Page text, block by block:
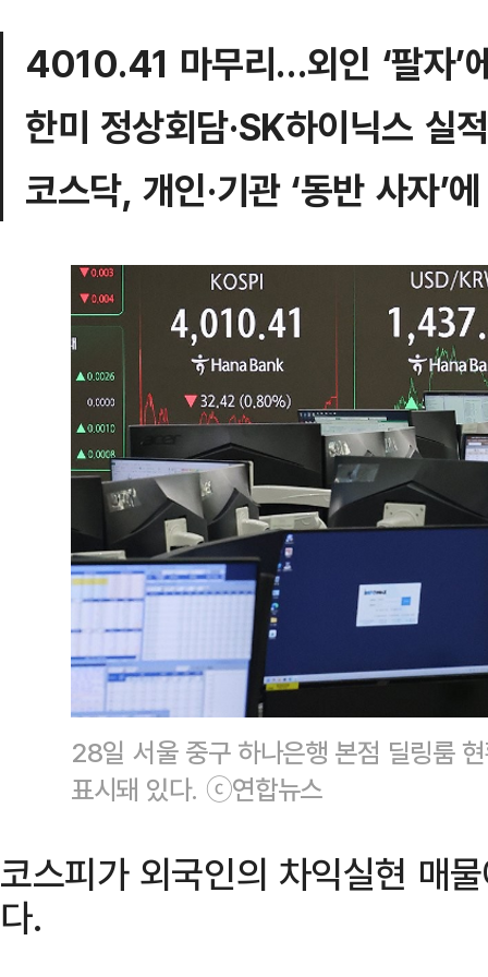
4010.41 마무리…외인 ‘팔자’
한미 정상회담·SK하이닉스 실
코스닥, 개인·기관 ‘동반 사자’
28일 서울 중구 하나은행 본점 딜링룸
표시돼 있다. ⓒ연합뉴스
코스피가 외국인의 차익실현 매
다.